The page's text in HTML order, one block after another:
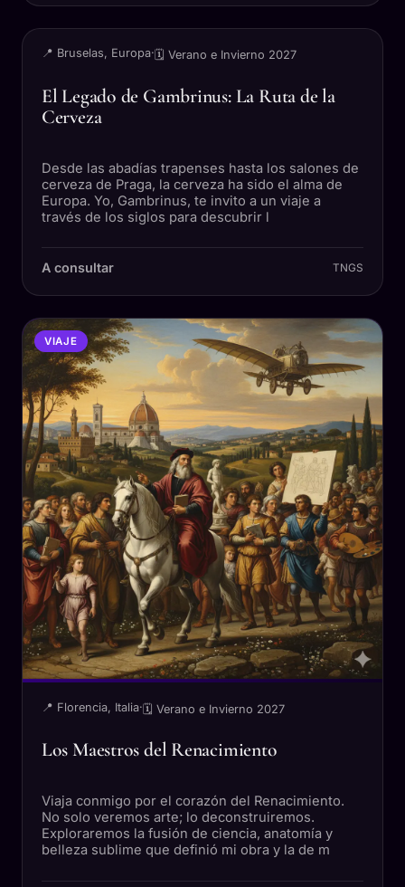
VIAJE
📍 Bruselas, Europa· 🗓 Verano e Invierno 2027
El Legado de Gambrinus: La Ruta de la
Cerveza
Desde las abadías trapenses hasta los salones de
cerveza de Praga, la cerveza ha sido el alma de
Europa. Yo, Gambrinus, te invito a un viaje a
través de los siglos para descubrir l
A consultar TNGS
VIAJE
📍 Florencia, Italia·🗓 Verano e Invierno 2027
Los Maestros del Renacimiento
Viaja conmigo por el corazón del Renacimiento.
No solo veremos arte; lo deconstruiremos.
Exploraremos la fusión de ciencia, anatomía y
belleza sublime que definió mi obra y la de m